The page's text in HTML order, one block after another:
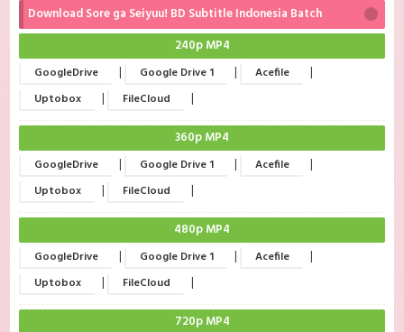
Download Sore ga Seiyuu! BD Subtitle Indonesia Batch
240p MP4
GoogleDrive | Google Drive 1 | Acefile |
Uptobox | FileCloud |
360p MP4
GoogleDrive | Google Drive 1 | Acefile |
Uptobox | FileCloud |
480p MP4
GoogleDrive | Google Drive 1 | Acefile |
Uptobox | FileCloud |
720p MP4